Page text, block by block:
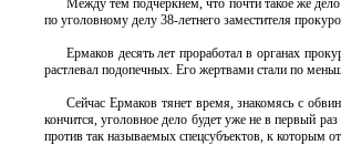
Между тем подчеркнем, что почти такое же дело
по уголовному делу 38-летнего заместителя
Ермаков десять лет проработал в органах
растлевал подопечных. Его жертвами стали по
Сейчас Ермаков тянет время, знакомясь с
кончится, уголовное дело будет уже не в первый
против так называемых спецсубъектов, к которым